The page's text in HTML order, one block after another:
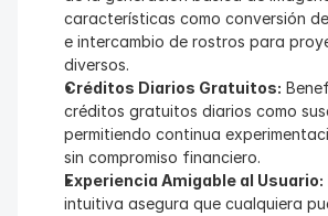
características como conversión
e intercambio de rostros para
diversos.
Créditos Diarios Gratuitos:
créditos gratuitos diarios como
permitiendo continua
sin compromiso financiero.
Experiencia Amigable al Usuario:
intuitiva asegura que cualquiera